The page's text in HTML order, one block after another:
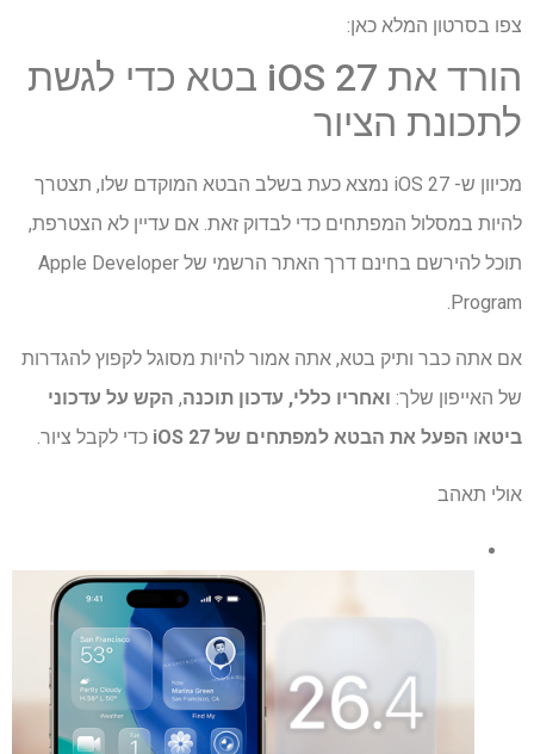
צפו בסרטון המלא כאן:
הורד את iOS 27 בטא כדי לגשת
לתכונת הציור
מכיוון ש- iOS 27 נמצא כעת בשלב הבטא המוקדם שלו, תצטרך
להיות במסלול המפתחים כדי לבדוק זאת. אם עדיין לא הצטרפת,
תוכל להירשם בחינם דרך האתר הרשמי של Apple Developer
Program.
אם אתה כבר ותיק בטא, אתה אמור להיות מסוגל לקפוץ להגדרות
של האייפון שלך: ואחריו כללי, עדכון תוכנה, הקש על עדכוני
ביטאו הפעל את הבטא למפתחים של iOS 27 כדי לקבל ציור.
אולי תאהב